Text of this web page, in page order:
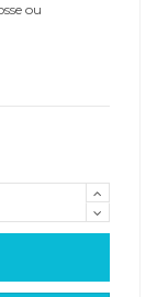
ou